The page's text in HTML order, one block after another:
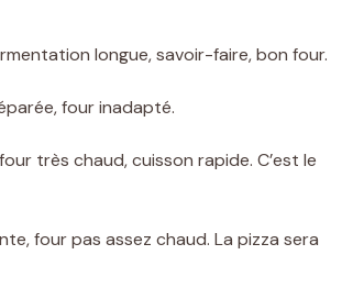
longue, savoir-faire, bon four.
four inadapté.
très chaud, cuisson rapide. C’est le
four pas assez chaud. La pizza sera